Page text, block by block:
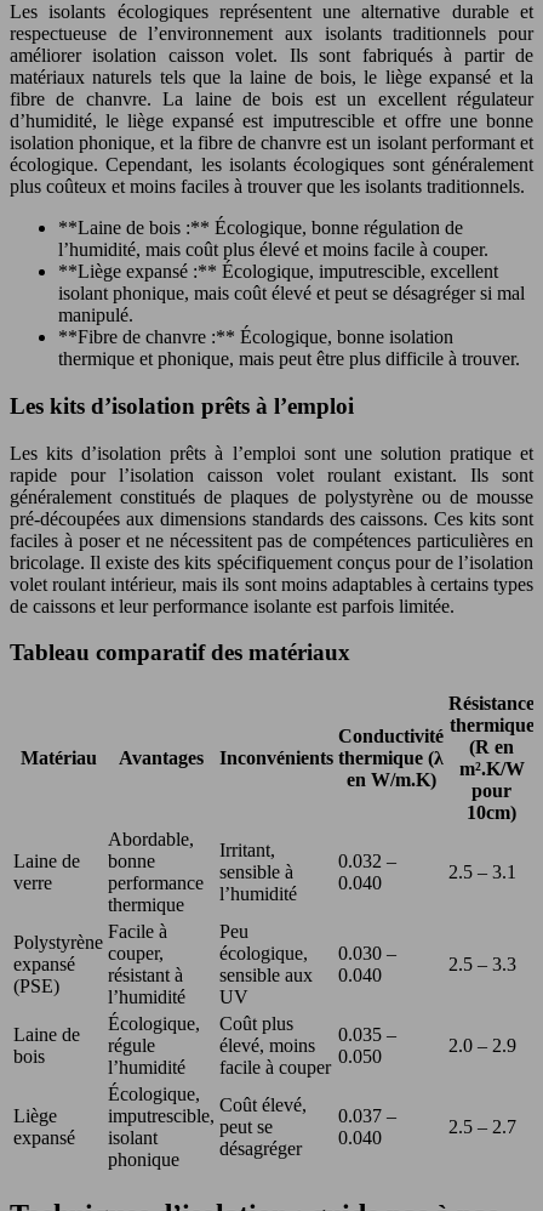
Les isolants écologiques représentent une alternative durable et
respectueuse de l’environnement aux isolants traditionnels pour
améliorer isolation caisson volet. Ils sont fabriqués à partir de
matériaux naturels tels que la laine de bois, le liège expansé et la
fibre de chanvre. La laine de bois est un excellent régulateur
d’humidité, le liège expansé est imputrescible et offre une bonne
isolation phonique, et la fibre de chanvre est un isolant performant et
écologique. Cependant, les isolants écologiques sont généralement
plus coûteux et moins faciles à trouver que les isolants traditionnels.
**Laine de bois :** Écologique, bonne régulation de
l’humidité, mais coût plus élevé et moins facile à couper.
**Liège expansé :** Écologique, imputrescible, excellent
isolant phonique, mais coût élevé et peut se désagréger si mal
manipulé.
**Fibre de chanvre :** Écologique, bonne isolation
thermique et phonique, mais peut être plus difficile à trouver.
Les kits d’isolation prêts à l’emploi
Les kits d’isolation prêts à l’emploi sont une solution pratique et
rapide pour l’isolation caisson volet roulant existant. Ils sont
généralement constitués de plaques de polystyrène ou de mousse
pré-découpées aux dimensions standards des caissons. Ces kits sont
faciles à poser et ne nécessitent pas de compétences particulières en
bricolage. Il existe des kits spécifiquement conçus pour de l’isolation
volet roulant intérieur, mais ils sont moins adaptables à certains types
de caissons et leur performance isolante est parfois limitée.
Tableau comparatif des matériaux
Matériau Avantages Inconvénients
Conductivité
thermique (λ
en W/m.K)
Résistance
thermique
(R en
m².K/W
pour
10cm)
Laine de
verre
Abordable,
bonne
performance
thermique
Irritant,
sensible à
l’humidité
0.032 –
0.040
2.5 – 3.1
Polystyrène
expansé
(PSE)
Facile à
couper,
résistant à
l’humidité
Peu
écologique,
sensible aux
UV
0.030 –
0.040
2.5 – 3.3
Laine de
bois
Écologique,
régule
l’humidité
Coût plus
élevé, moins
facile à couper
0.035 –
0.050
2.0 – 2.9
Liège
expansé
Écologique,
imputrescible,
isolant
phonique
Coût élevé,
peut se
désagréger
0.037 –
0.040
2.5 – 2.7